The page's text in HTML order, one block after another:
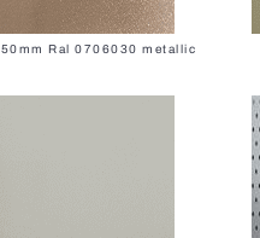
50mm Ral 0706030 metallic